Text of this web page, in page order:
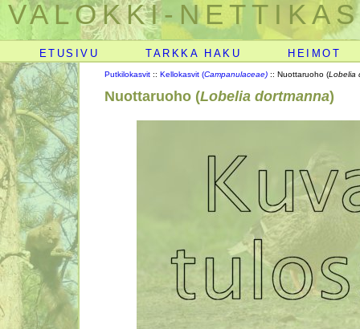
VALOKKI-
ETUSIVU TARKKA HAKU HEIMOT
Putkilokasvit :: Kellokasvit (Campanulaceae) :: Nuottaruoho (Lobelia
Nuottaruoho (Lobelia dortmanna)